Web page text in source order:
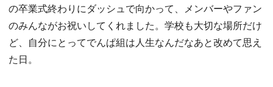
の卒業式終わりにダッシュで向かって、メンバーやファン
のみんながお祝いしてくれました。学校も大切な場所だけ
ど、自分にとってでんぱ組は人生なんだなあと改めて思え
た日。